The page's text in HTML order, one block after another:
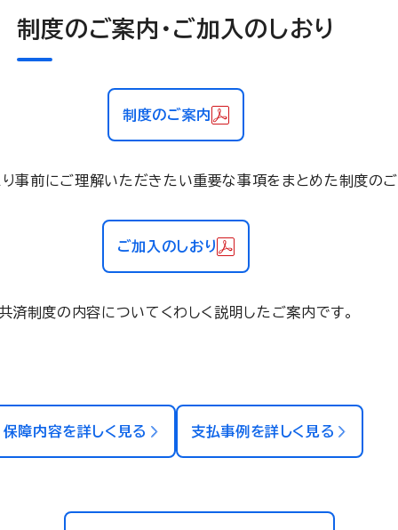
制度のご案内・ご加入のしおり
制度のご案内
事前にご理解いただきたい重要な事項をまとめた制度のご
ご加入のしおり
済制度の内容についてくわしく説明したご案内です。
保障内容を詳しく見る 支払事例を詳しく見る